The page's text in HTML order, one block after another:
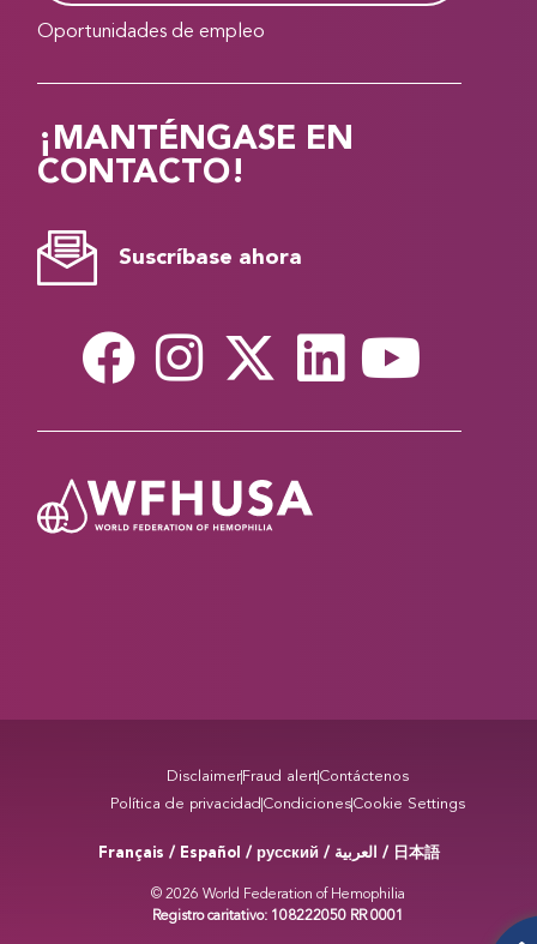
Oportunidades de empleo
¡MANTÉNGASE EN
CONTACTO!
Suscríbase ahora
Disclaimer Fraud alertContáctenos
Política de privacidad CondicionesCookie Settings
Français / Español / русский / العربية / 日本語
© 2026 World Federation of Hemophilia
Registro caritativo: 108222050 RR 0001